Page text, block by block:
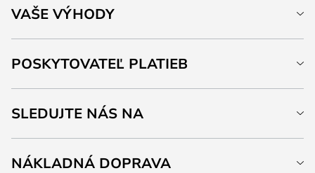
VAŠE VÝHODY
POSKYTOVATEĽ PLATIEB
SLEDUJTE NÁS NA
NÁKLADNÁ DOPRAVA